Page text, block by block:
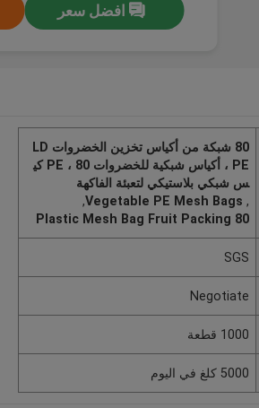
افضل سعر
80 شبكة من أكياس تخزين الخضروات LD
PE ، أكياس شبكية للخضروات PE ، 80 كي
س شبكي بلاستيكي لتعبئة الفاكهة
,
Vegetable PE Mesh Bags
,
80 Plastic Mesh Bag Fruit Packing
SGS
Negotiate
1000 قطعة
5000 كلغ في اليوم